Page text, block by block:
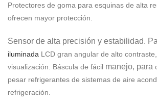
Protectores de goma para esquinas de alta
ofrecen mayor protección.
Sensor de alta precisión y estabilidad.
iluminada LCD gran angular de alto
visualización. Báscula de fácil manejo, para
pesar refrigerantes de sistemas de aire
refrigeración.